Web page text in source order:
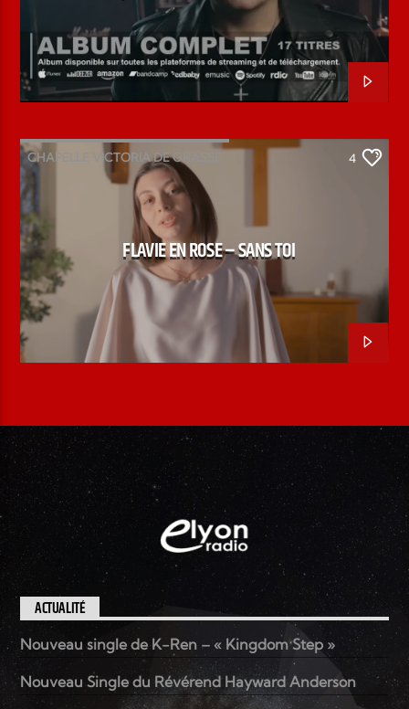
TANT QUE TU RESPIRES EN MOI
CHAPELLE VICTORIA DE GRASSE
CHORISTE MUINDA FLAVIE EN ROSE
SANS TOI
4
FLAVIE EN ROSE – SANS TOI
ACTUALITÉ
Nouveau single de K-Ren – « Kingdom Step »
Nouveau Single du Révérend Hayward Anderson